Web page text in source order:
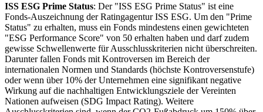
ISS ESG Prime Status: Der "ISS ESG Prime Status" ist eine
Fonds-Auszeichnung der Ratingagentur ISS ESG. Um den "Prime
Status" zu erhalten, muss ein Fonds mindestens einen gewichteten
"ESG Performance Score" von 50 erhalten haben und darf zudem
gewisse Schwellenwerte für Ausschlusskriterien nicht überschreiten.
Darunter fallen Fonds mit Kontroversen im Bereich der
internationalen Normen und Standards (höchste Kontroversenstufe)
oder wenn über 10% der Unternehmen eine signifikant negative
Wirkung auf die nachhaltigen Entwicklungsziele der Vereinten
Nationen aufweisen (SDG Impact Rating). Weitere